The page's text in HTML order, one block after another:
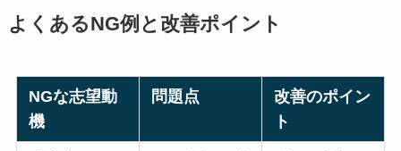
よくあるNG例と改善ポイント
NGな志望動
機
問題点
改善のポイン
ト